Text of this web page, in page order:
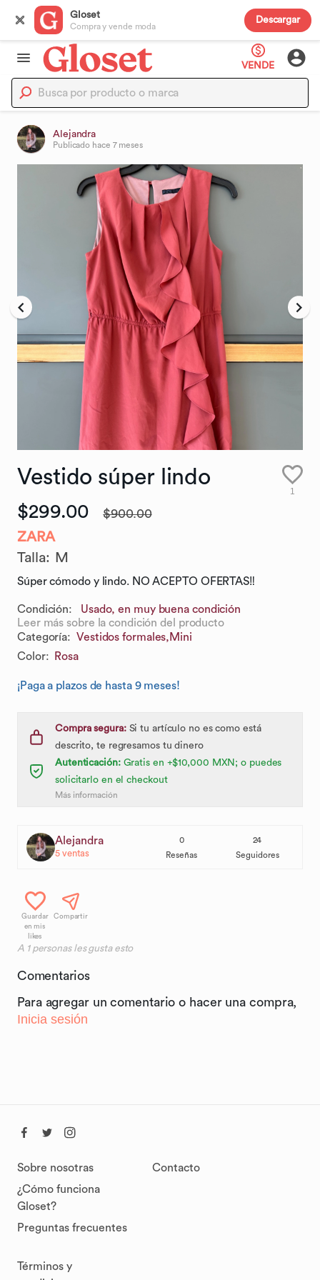
Gloset
Compra y vende moda
Descargar
VENDE
Alejandra
Publicado hace 7 meses
Vestido súper lindo
1
$299.00 $900.00
ZARA
Talla: M
Súper cómodo y lindo. NO ACEPTO OFERTAS‼️
Condición:
Usado, en muy buena condición
Leer más sobre la condición del producto
Categoría: Vestidos formales, Mini
Color: Rosa
¡Paga a plazos de hasta 9 meses!
Compra segura:Si tu artículo no es como está
descrito, te regresamos tu dinero
Autenticación:Gratis en +$10,000 MXN; o puedes
solicitarlo en el checkout
Más información
Alejandra
5ventas
0
Reseñas
24
Seguidores
Guardar
en mis
likes
Compartir
A 1personas les gusta esto
Comentarios
Para agregar un comentario o hacer una compra,
Inicia sesión
Sobre nosotras
¿Cómo funciona
Gloset?
Preguntas frecuentes
Contacto
Términos y